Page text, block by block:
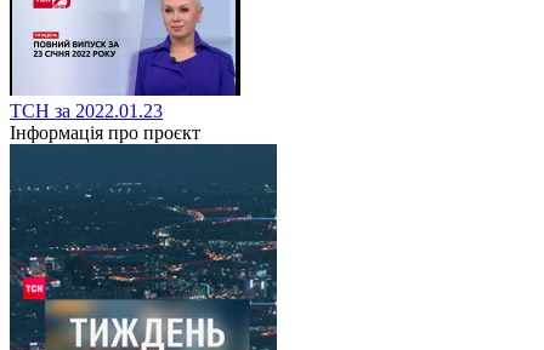
ТСН за 2022.01.23
Інформація про проєкт